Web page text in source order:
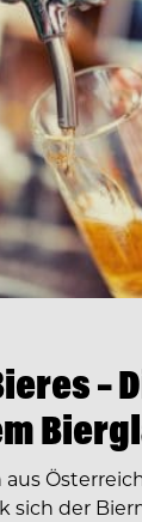
–
sich der